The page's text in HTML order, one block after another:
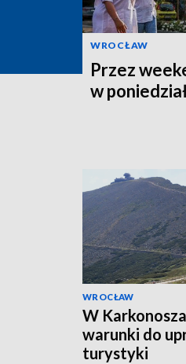
WROCŁAW
Przez
w
WROCŁAW
W
warunki do
turystyki